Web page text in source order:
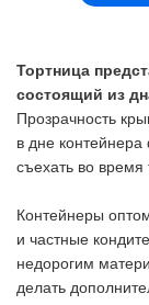
Тортница
состоящий из
Прозрачность
в дне
съехать во время
Контейнеры
и частные
недорогим
делать